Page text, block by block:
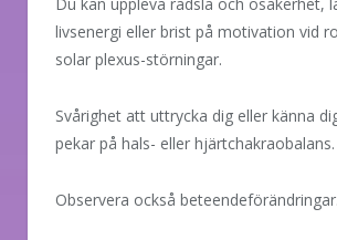
livsenergi eller brist på motivation vid
solar plexus-störningar.
Svårighet att uttrycka dig eller känna
pekar på hals- eller hjärtchakraobalans.
Observera också beteendeförändringar.